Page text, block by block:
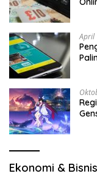
April
Ekonomi & Bisnis